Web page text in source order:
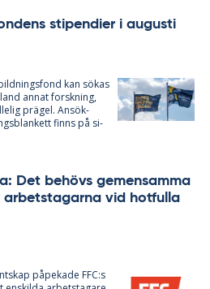
sti­pen­di­er i au­gusti
kan sö­kas
an­nat forsk­ning,
prä­gel. An­sök­
fin­ns på si­
Det be­hö­vs ge­men­sam­ma
vid hot­ful­la
på­pe­ka­de FFC:s